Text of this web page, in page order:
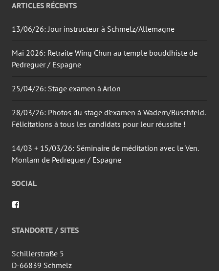
ARTICLES RÉCENTS
13/06/26: Jour instructeur à Schmelz/Allemagne
Mai 2026: Retraite Wing Chun au temple bouddhiste de
Pedreguer / Espagne
25/04/26: Stage examen à Arlon
28/03/26: Photos du stage d’examen à Wadern/Büschfeld.
Félicitations à tous les candidats pour leur réussite !
14/03 + 15/03/26: Séminaire de méditation avec le Ven.
Monlam de Pedreguer / Espagne
SOCIAL
de
wingtsun.arlon
Facebook
STANDORTE / SITES
Schillerstraße 5
D-66839 Schmelz